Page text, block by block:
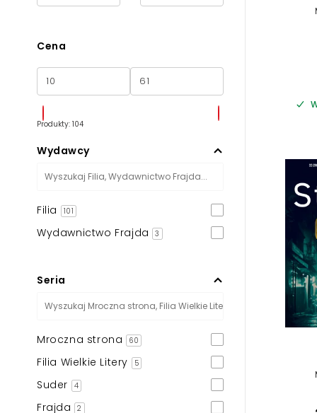
Cena
Produkty: 104
Wydawcy
Filia 101
Wydawnictwo Frajda 3
Seria
Mroczna strona 60
Filia Wielkie Litery 5
Suder 4
Frajda 2